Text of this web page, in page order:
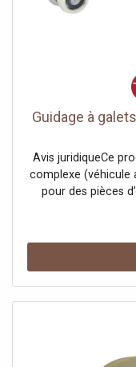
Guidage à
Avis juridiqueCe
complexe
pour des pièces
garantit et
clients ou
mentionnées à
réparation du